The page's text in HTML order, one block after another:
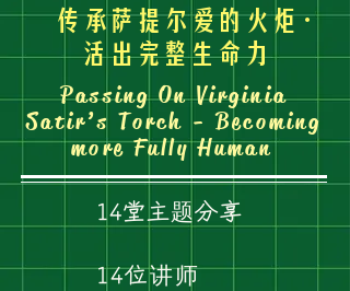
传承萨提尔爱的火炬·
活出完整生命力
Passing On Virginia
Satir’s Torch - Becoming
more Fully Human
14堂主题分享
14位讲师